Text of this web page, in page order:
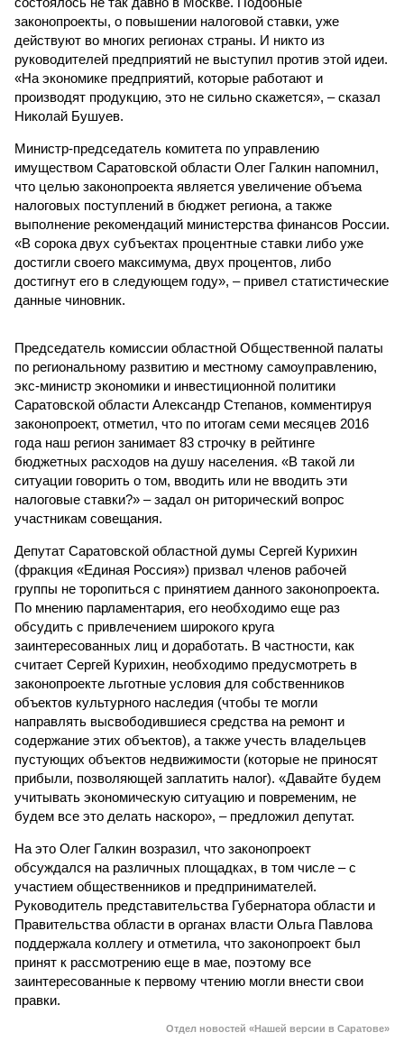
законопроекты, о повышении налоговой ставки, уже
действуют во многих регионах страны. И никто из
руководителей предприятий не выступил против этой идеи.
«На экономике предприятий, которые работают и
производят продукцию, это не сильно скажется», – сказал
Николай Бушуев.
Министр-председатель комитета по управлению
имуществом Саратовской области Олег Галкин напомнил,
что целью законопроекта является увеличение объема
налоговых поступлений в бюджет региона, а также
выполнение рекомендаций министерства финансов России.
«В сорока двух субъектах процентные ставки либо уже
достигли своего максимума, двух процентов, либо
достигнут его в следующем году», – привел статистические
данные чиновник.
Председатель комиссии областной Общественной палаты
по региональному развитию и местному самоуправлению,
экс-министр экономики и инвестиционной политики
Саратовской области Александр Степанов, комментируя
законопроект, отметил, что по итогам семи месяцев 2016
года наш регион занимает 83 строчку в рейтинге
бюджетных расходов на душу населения. «В такой ли
ситуации говорить о том, вводить или не вводить эти
налоговые ставки?» – задал он риторический вопрос
участникам совещания.
Депутат Саратовской областной думы Сергей Курихин
(фракция «Единая Россия») призвал членов рабочей
группы не торопиться с принятием данного законопроекта.
По мнению парламентария, его необходимо еще раз
обсудить с привлечением широкого круга
заинтересованных лиц и доработать. В частности, как
считает Сергей Курихин, необходимо предусмотреть в
законопроекте льготные условия для собственников
объектов культурного наследия (чтобы те могли
направлять высвободившиеся средства на ремонт и
содержание этих объектов), а также учесть владельцев
пустующих объектов недвижимости (которые не приносят
прибыли, позволяющей заплатить налог). «Давайте будем
учитывать экономическую ситуацию и повременим, не
будем все это делать наскоро», – предложил депутат.
На это Олег Галкин возразил, что законопроект
обсуждался на различных площадках, в том числе – с
участием общественников и предпринимателей.
Руководитель представительства Губернатора области и
Правительства области в органах власти Ольга Павлова
поддержала коллегу и отметила, что законопроект был
принят к рассмотрению еще в мае, поэтому все
заинтересованные к первому чтению могли внести свои
правки.
Отдел новостей «Нашей версии в Саратове»